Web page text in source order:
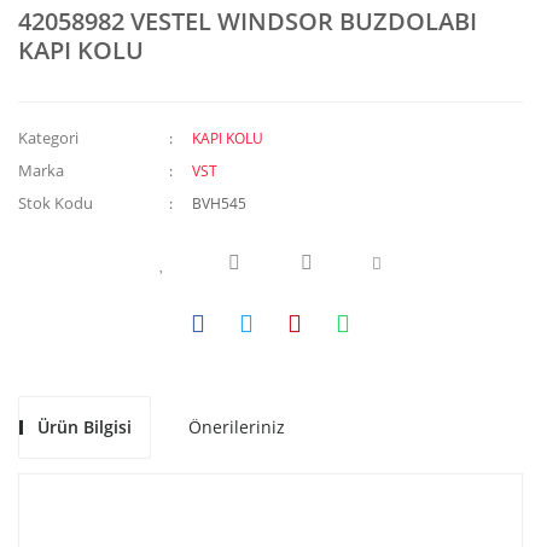
42058982 VESTEL WINDSOR BUZDOLABI
KAPI KOLU
Kategori KAPI KOLU
Marka VST
Stok Kodu BVH545
Ürün Bilgisi Önerileriniz